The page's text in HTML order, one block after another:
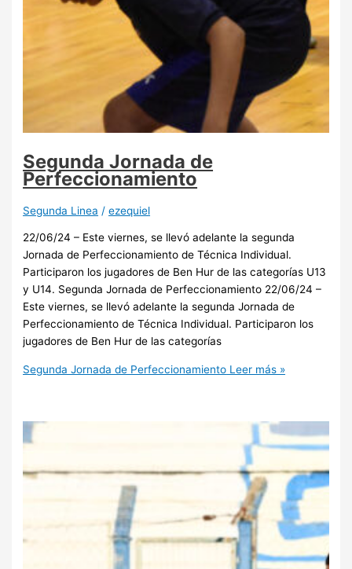
Segunda Jornada de
Perfeccionamiento
Segunda Linea /ezequiel
22/06/24 – Este viernes, se llevó adelante la segunda
Jornada de Perfeccionamiento de Técnica Individual.
Participaron los jugadores de Ben Hur de las categorías U13
y U14. Segunda Jornada de Perfeccionamiento 22/06/24 –
Este viernes, se llevó adelante la segunda Jornada de
Perfeccionamiento de Técnica Individual. Participaron los
jugadores de Ben Hur de las categorías
Segunda Jornada de Perfeccionamiento Leer más »